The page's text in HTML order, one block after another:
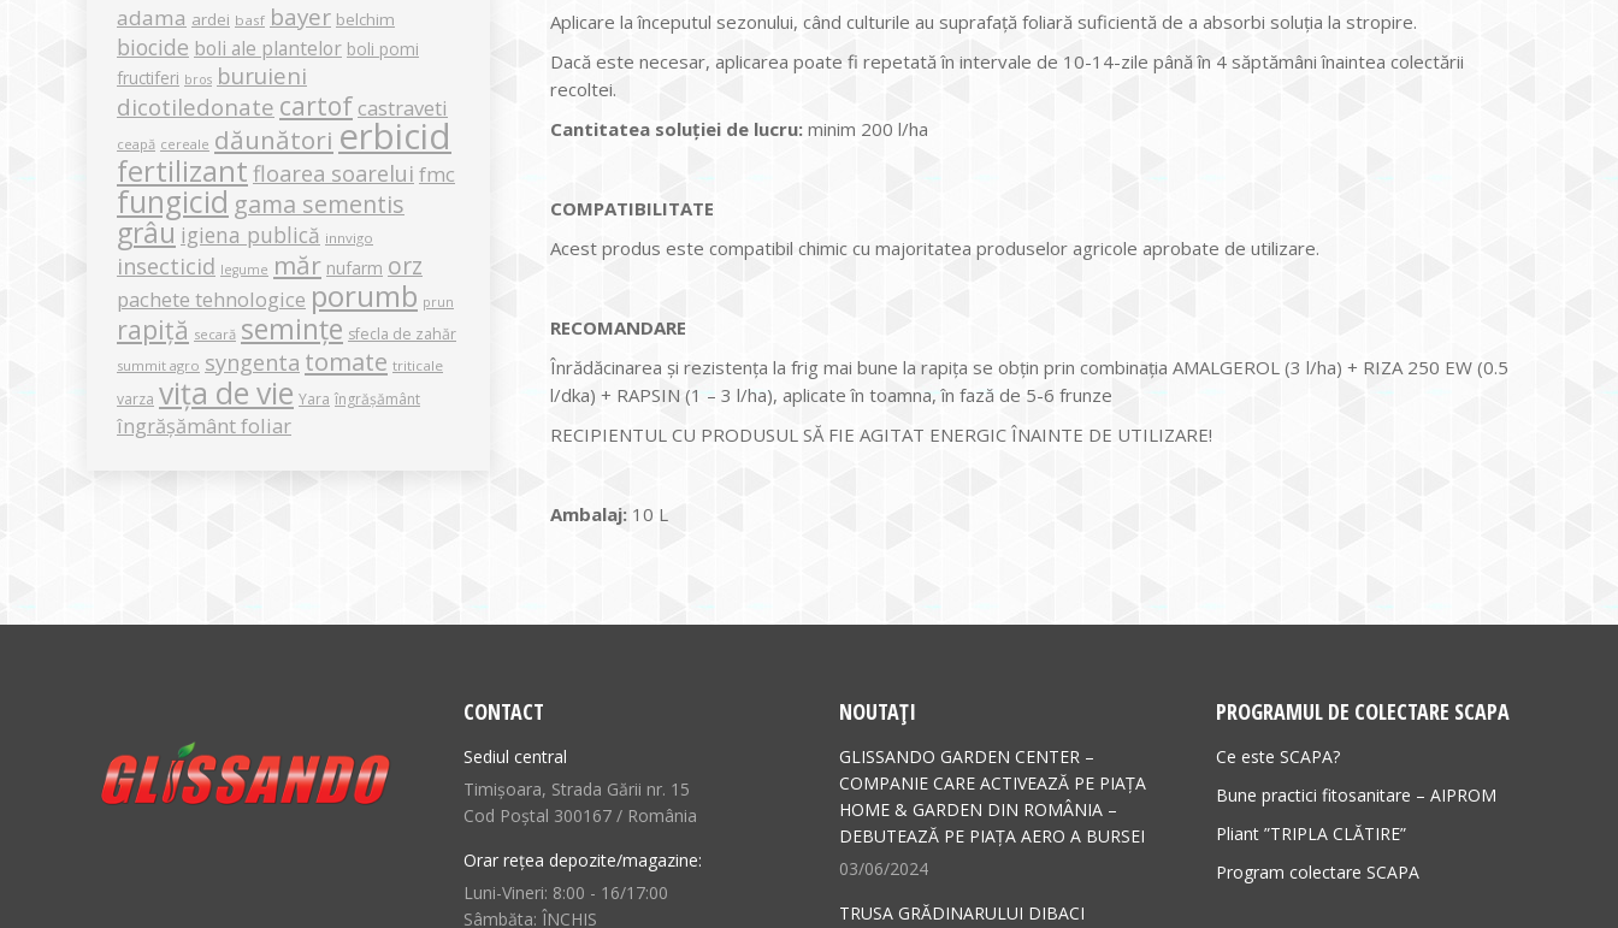
Aplicare la începutul sezonului, când culturile au suprafaţă foliară suficientă de a absorbi soluţia la stropire.
Dacă este necesar, aplicarea poate fi repetată în intervale de 10-14-zile până în 4 săptămâni înaintea colectării
recoltei.
Cantitatea soluţiei de lucru: minim 200 l/ha
COMPATIBILITATE
Acest produs este compatibil chimic cu majoritatea produselor agricole aprobate de utilizare.
RECOMANDARE
Înrădăcinarea şi rezistenţa la frig mai bune la rapiţa se obţin prin combinaţia AMALGEROL (3 l/ha) + RIZA 250 EW (0.5
l/dka) + RAPSIN (1 – 3 l/ha), aplicate în toamna, în fază de 5-6 frunze
RECIPIENTUL CU PRODUSUL SĂ FIE AGITAT ENERGIC ÎNAINTE DE UTILIZARE!
Ambalaj: 10 L
adama ardei basf bayer belchim
biocide boli ale plantelor boli pomi
fructiferi bros buruieni
dicotiledonate cartof castraveti
ceapă cereale dăunători erbicid
fertilizant floarea soarelui fmc
fungicid gama sementis
grâu igiena publică innvigo
insecticid legume măr nufarm orz
pachete tehnologice porumb prun
rapiță secară semințe sfecla de zahăr
summit agro syngenta tomate triticale
varza vița de vie Yara îngrășământ
îngrășământ foliar
CONTACT
Sediul central
Timișoara, Strada Gării nr. 15
Cod Poștal 300167 / România
Orar rețea depozite/magazine:
Luni-Vineri: 8:00 - 16/17:00
Sâmbăta: ÎNCHIS
NOUTAȚI
GLISSANDO GARDEN CENTER –
COMPANIE CARE ACTIVEAZĂ PE PIAȚA
HOME & GARDEN DIN ROMÂNIA –
DEBUTEAZĂ PE PIAȚA AERO A BURSEI
03/06/2024
TRUSA GRĂDINARULUI DIBACI
PROGRAMUL DE COLECTARE SCAPA
Ce este SCAPA?
Bune practici fitosanitare – AIPROM
Pliant ”TRIPLA CLĂTIRE”
Program colectare SCAPA